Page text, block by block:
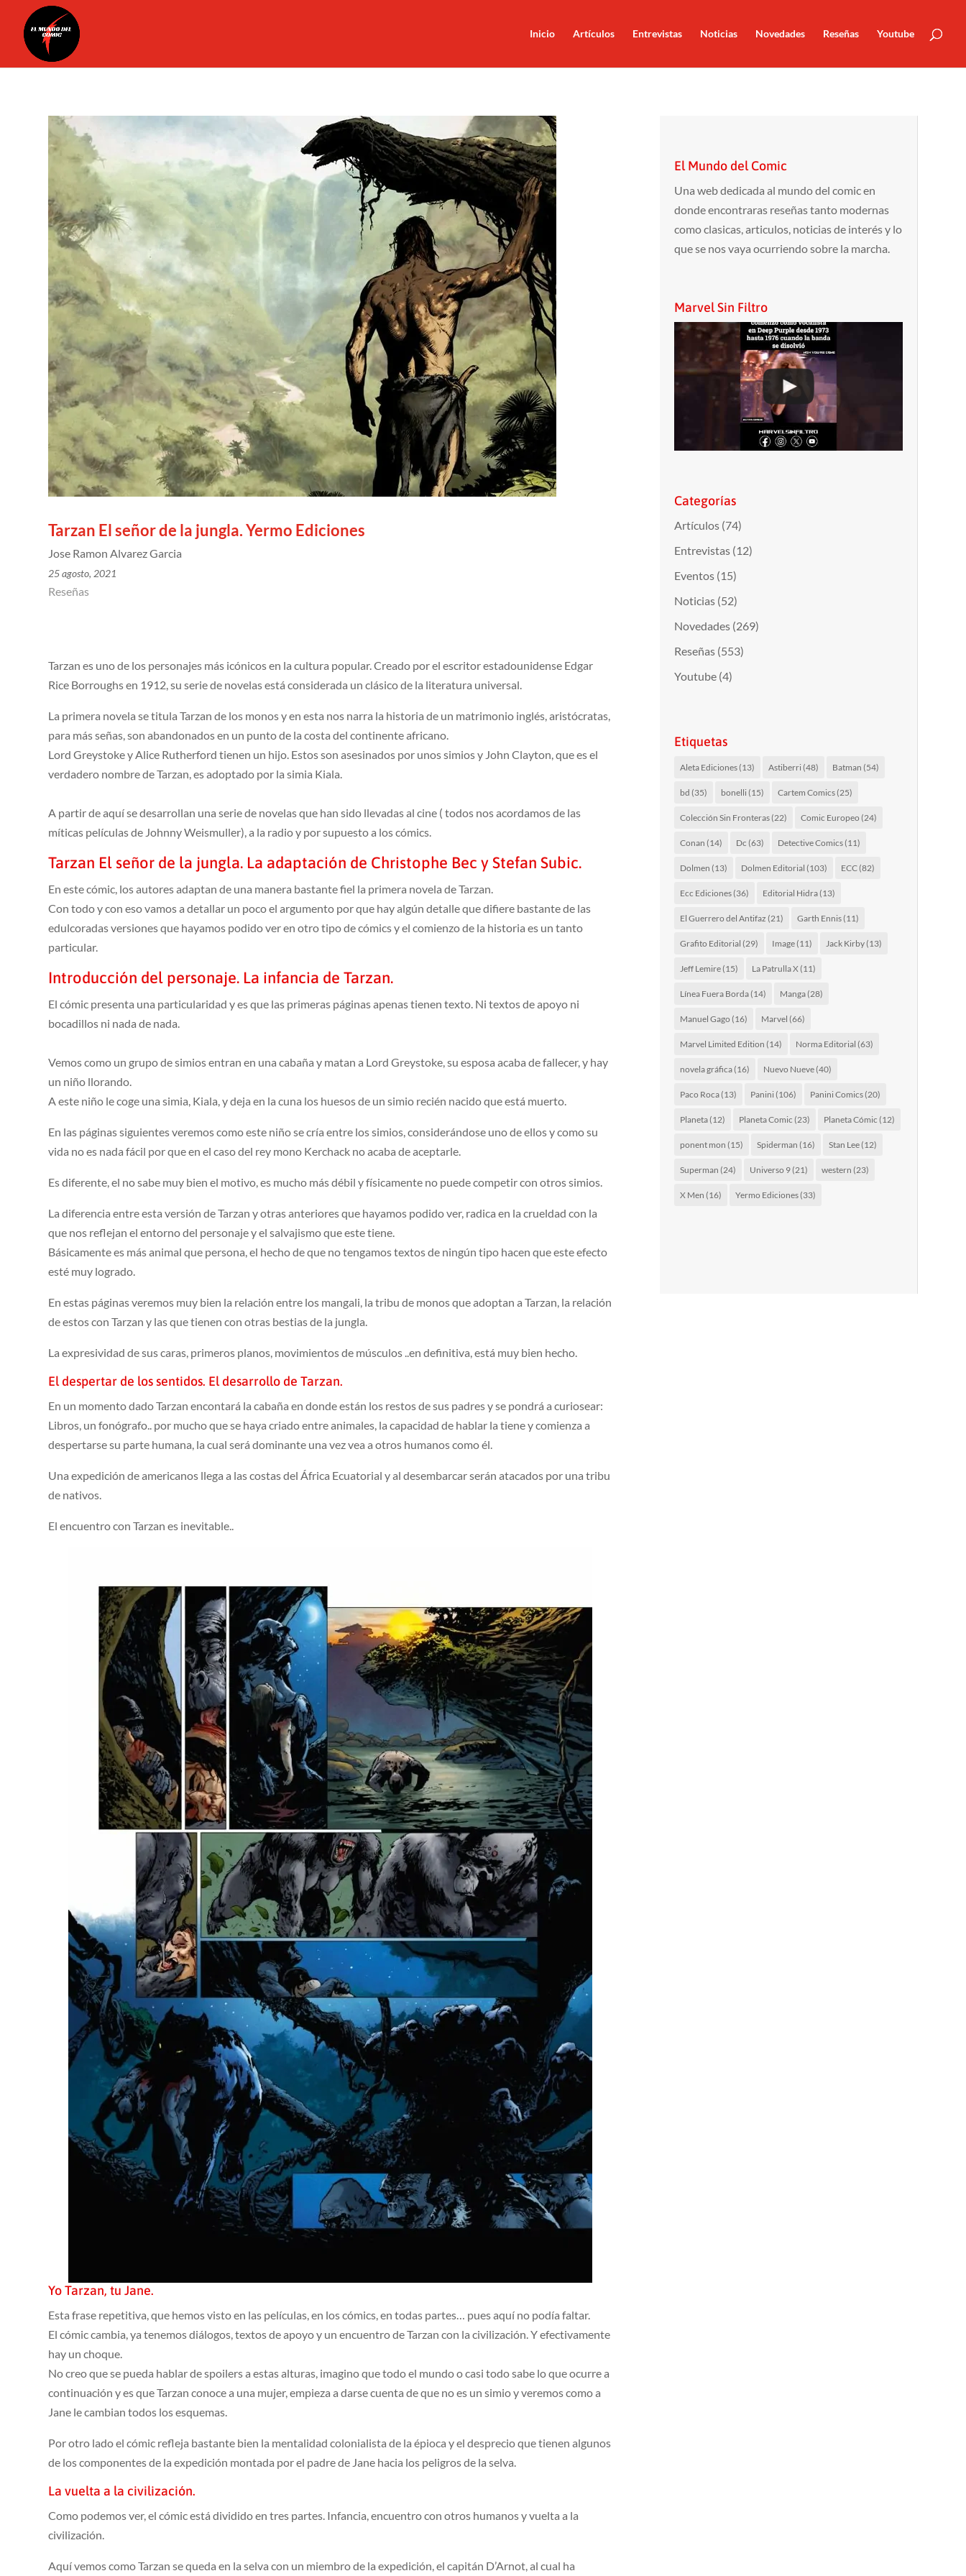
Inicio Artículos Entrevistas Noticias Novedades Reseñas Youtube
Tarzan El señor de la jungla. Yermo Ediciones
Jose Ramon Alvarez Garcia
25 agosto, 2021
Reseñas
Tarzan es uno de los personajes más icónicos en la cultura popular. Creado por el escritor estadounidense Edgar
Rice Borroughs en 1912, su serie de novelas está considerada un clásico de la literatura universal.
La primera novela se titula Tarzan de los monos y en esta nos narra la historia de un matrimonio inglés, aristócratas,
para más señas, son abandonados en un punto de la costa del continente africano.
Lord Greystoke y Alice Rutherford tienen un hijo. Estos son asesinados por unos simios y John Clayton, que es el
verdadero nombre de Tarzan, es adoptado por la simia Kiala.
A partir de aquí se desarrollan una serie de novelas que han sido llevadas al cine ( todos nos acordamos de las
míticas películas de Johnny Weismuller), a la radio y por supuesto a los cómics.
Tarzan El señor de la jungla. La adaptación de Christophe Bec y Stefan Subic.
En este cómic, los autores adaptan de una manera bastante fiel la primera novela de Tarzan.
Con todo y con eso vamos a detallar un poco el argumento por que hay algún detalle que difiere bastante de las
edulcoradas versiones que hayamos podido ver en otro tipo de cómics y el comienzo de la historia es un tanto
particular.
Introducción del personaje. La infancia de Tarzan.
El cómic presenta una particularidad y es que las primeras páginas apenas tienen texto. Ni textos de apoyo ni
bocadillos ni nada de nada.
Vemos como un grupo de simios entran en una cabaña y matan a Lord Greystoke, su esposa acaba de fallecer, y hay
un niño llorando.
A este niño le coge una simia, Kiala, y deja en la cuna los huesos de un simio recién nacido que está muerto.
En las páginas siguientes veremos como este niño se cría entre los simios, considerándose uno de ellos y como su
vida no es nada fácil por que en el caso del rey mono Kerchack no acaba de aceptarle.
Es diferente, el no sabe muy bien el motivo, es mucho más débil y físicamente no puede competir con otros simios.
La diferencia entre esta versión de Tarzan y otras anteriores que hayamos podido ver, radica en la crueldad con la
que nos reflejan el entorno del personaje y el salvajismo que este tiene.
Básicamente es más animal que persona, el hecho de que no tengamos textos de ningún tipo hacen que este efecto
esté muy logrado.
En estas páginas veremos muy bien la relación entre los mangali, la tribu de monos que adoptan a Tarzan, la relación
de estos con Tarzan y las que tienen con otras bestias de la jungla.
La expresividad de sus caras, primeros planos, movimientos de músculos ..en definitiva, está muy bien hecho.
El despertar de los sentidos. El desarrollo de Tarzan.
En un momento dado Tarzan encontará la cabaña en donde están los restos de sus padres y se pondrá a curiosear:
Libros, un fonógrafo.. por mucho que se haya criado entre animales, la capacidad de hablar la tiene y comienza a
despertarse su parte humana, la cual será dominante una vez vea a otros humanos como él.
Una expedición de americanos llega a las costas del África Ecuatorial y al desembarcar serán atacados por una tribu
de nativos.
El encuentro con Tarzan es inevitable..
Yo Tarzan, tu Jane.
Esta frase repetitiva, que hemos visto en las películas, en los cómics, en todas partes… pues aquí no podía faltar.
El cómic cambia, ya tenemos diálogos, textos de apoyo y un encuentro de Tarzan con la civilización. Y efectivamente
hay un choque.
No creo que se pueda hablar de spoilers a estas alturas, imagino que todo el mundo o casi todo sabe lo que ocurre a
continuación y es que Tarzan conoce a una mujer, empieza a darse cuenta de que no es un simio y veremos como a
Jane le cambian todos los esquemas.
Por otro lado el cómic refleja bastante bien la mentalidad colonialista de la épioca y el desprecio que tienen algunos
de los componentes de la expedición montada por el padre de Jane hacia los peligros de la selva.
La vuelta a la civilización.
Como podemos ver, el cómic está dividido en tres partes. Infancia, encuentro con otros humanos y vuelta a la
civilización.
Aquí vemos como Tarzan se queda en la selva con un miembro de la expedición, el capitán D’Arnot, al cual ha
El Mundo del Comic
Una web dedicada al mundo del comic en
donde encontraras reseñas tanto modernas
como clasicas, articulos, noticias de interés y lo
que se nos vaya ocurriendo sobre la marcha.
Marvel Sin Filtro
Categorías
Artículos(74)
Entrevistas(12)
Eventos(15)
Noticias(52)
Novedades(269)
Reseñas(553)
Youtube(4)
Etiquetas
Aleta Ediciones(13) Astiberri(48) Batman (54)
bd (35) bonelli(15) Cartem Comics(25)
Colección Sin Fronteras(22) Comic Europeo (24)
Conan (14) Dc (63) Detective Comics(11)
Dolmen (13) Dolmen Editorial (103) ECC(82)
Ecc Ediciones(36) Editorial Hidra(13)
El Guerrero del Antifaz (21) Garth Ennis(11)
Grafito Editorial (29) Image(11) Jack Kirby(13)
Jeff Lemire(15) La Patrulla X(11)
Línea Fuera Borda(14) Manga(28)
Manuel Gago (16) Marvel (66)
Marvel Limited Edition (14) Norma Editorial (63)
novela gráfica(16) Nuevo Nueve(40)
Paco Roca(13) Panini(106) Panini Comics(20)
Planeta(12) Planeta Comic (23) Planeta Cómic (12)
ponent mon (15) Spiderman (16) Stan Lee(12)
Superman (24) Universo 9(21) western (23)
X Men (16) Yermo Ediciones(33)